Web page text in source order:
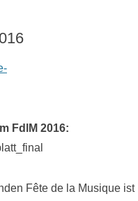
FdlM 2016:
Fête de la Musique